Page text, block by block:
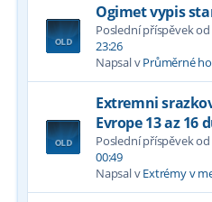
Ogimet vypis
Poslední příspěvek od
23:26
Napsal vPrůměrné
Extremni
Evrope 13 az 16
Poslední příspěvek od
00:49
Napsal vExtrémy v